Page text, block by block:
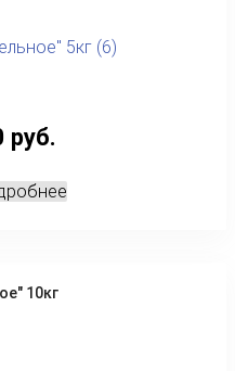
руб.
10кг